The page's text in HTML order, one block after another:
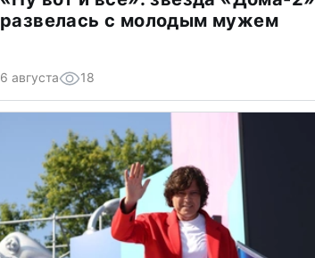
развелась с молодым мужем
6 августа 18